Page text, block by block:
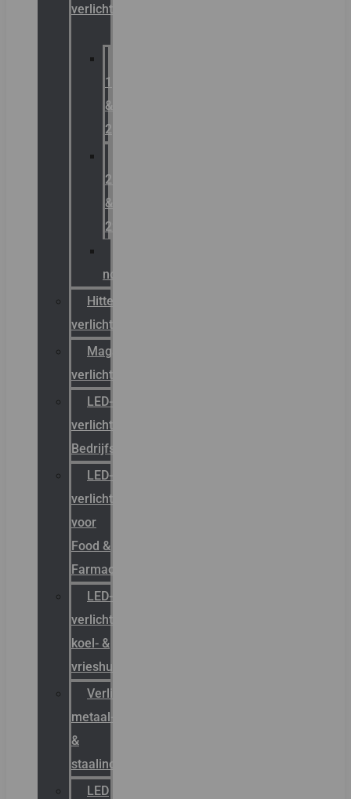
verlichting
1
&
2
21
&
22
noodverlichting
Hittebestendige
verlichting
Magazijn
verlichting
LED-
verlichting
Bedrijfshal
LED-
verlichting
voor
Food &
Farmacie
LED-
verlichting
koel- &
vrieshuizen
Verlichting
metaal-
&
staalindustrie
LED